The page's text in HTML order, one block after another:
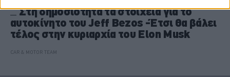
Στη δημοσιότητα τα στοιχεία για το
αυτοκίνητο του Jeff Bezos -Έτσι θα βάλει
τέλος στην κυριαρχία του Elon Musk
CAR & MOTOR TEAM